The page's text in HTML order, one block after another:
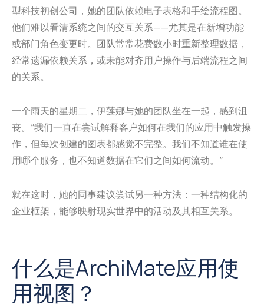
型科技初创公司，她的团队依赖电子表格和手绘流程图。
他们难以看清系统之间的交互关系——尤其是在新增功能
或部门角色变更时。团队常常花费数小时重新整理数据，
经常遗漏依赖关系，或未能对齐用户操作与后端流程之间
的关系。
一个雨天的星期二，伊莲娜与她的团队坐在一起，感到沮
丧。”我们一直在尝试解释客户如何在我们的应用中触发操
作，但每次创建的图表都感觉不完整。我们不知道谁在使
用哪个服务，也不知道数据在它们之间如何流动。”
就在这时，她的同事建议尝试另一种方法：一种结构化的
企业框架，能够映射现实世界中的活动及其相互关系。
什么是ArchiMate应用使
用视图？